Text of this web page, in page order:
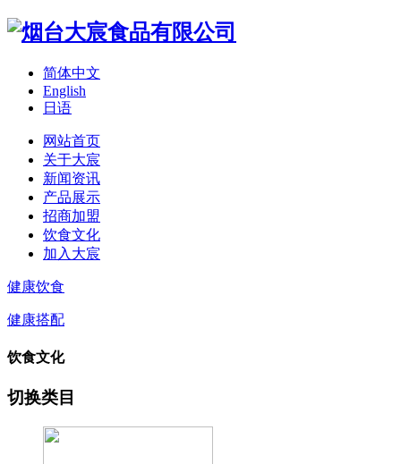
简体中文
English
日语
网站首页
关于大宸
新闻资讯
产品展示
招商加盟
饮食文化
加入大宸
健康饮食
健康搭配
饮食文化
切换类目